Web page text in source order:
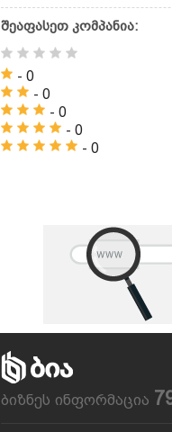
შეაფასეთ კომპანია:
- 0
- 0
- 0
- 0
- 0
ბიზნეს ინფორმაცია